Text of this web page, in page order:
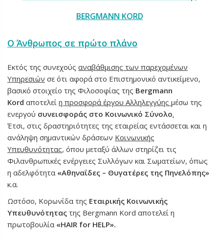
BERGMANN KORD
Ο Άνθρωπος σε πρώτο πλάνο
Εκτός της συνεχούς αναβάθμισης των παρεχομένων
Υπηρεσιών σε ότι αφορά στο Επιστημονικό αντικείμενο,
βασικό στοιχείο της Φιλοσοφίας της Bergmann
Kord αποτελεί η προσφορά έργου Αλληλεγγύης μέσω της
ενεργού συνεισφοράς στο Κοινωνικό Σύνολο.
Έτσι, στις δραστηριότητες της εταιρείας εντάσσεται και η
ανάληψη σημαντικών δράσεων Κοινωνικής
Υπευθυνότητας, όπου μεταξύ άλλων στηρίζει τις
Φιλανθρωπικές ενέργειες Συλλόγων και Σωματείων, όπως
η αδελφότητα «Αθηναΐδες – Θυγατέρες της Πηνελόπης»
κ.α.
Ωστόσο, Κορωνίδα της Εταιρικής Κοινωνικής
Υπευθυνότητας της Bergmann Kord αποτελεί η
πρωτοβουλία «HAIR for HELP».